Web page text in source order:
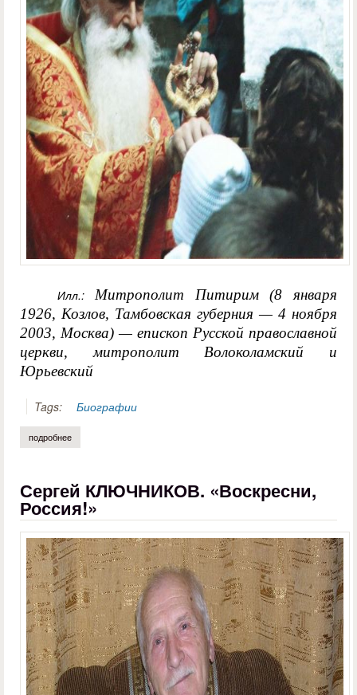
Илл.: Митрополит Питирим (8 января
1926, Козлов, Тамбовская губерния — 4 ноября
2003, Москва) — епископ Русской православной
церкви, митрополит Волоколамский и
Юрьевский
Tags: Биографии
подробнее
Сергей КЛЮЧНИКОВ. «Воскресни,
Россия!»